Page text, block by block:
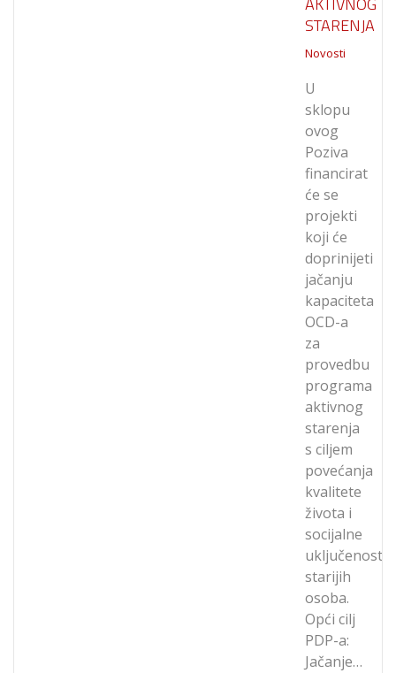
STARENJA
Novosti
U
sklopu
ovog
Poziva
financirat
će se
projekti
koji će
doprinijeti
jačanju
kapaciteta
OCD-a
za
provedbu
programa
aktivnog
starenja
s ciljem
povećanja
kvalitete
života i
socijalne
uključenosti
starijih
osoba.
Opći cilj
PDP-a:
Jačanje…